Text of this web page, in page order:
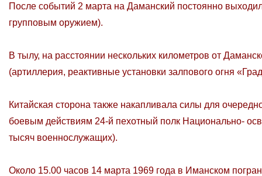
После событий 2 марта на Даманский постоянно
групповым оружием).
В тылу, на расстоянии нескольких километров от
(артиллерия, реактивные установки залпового огня
Китайская сторона также накапливала силы для
боевым действиям 24-й пехотный полк Национально-
тысяч военнослужащих).
Около 15.00 часов 14 марта 1969 года в Иманском